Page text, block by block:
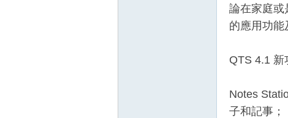
論在家庭或
的應用功能
QTS 4.1 新
Notes
子和記事；